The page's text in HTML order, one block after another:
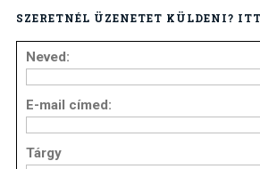
SZERETNÉL ÜZENETET KÜLDENI?
Neved:
E-mail címed:
Tárgy